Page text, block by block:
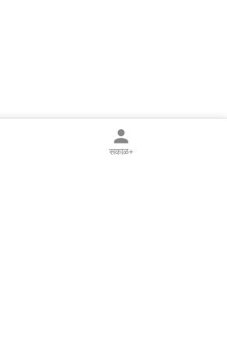
सकाळ+